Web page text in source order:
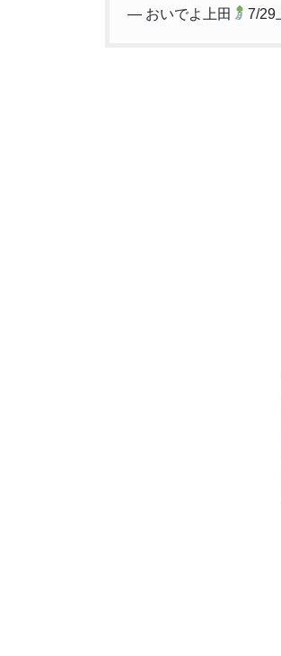
— おいでよ上田 7/29